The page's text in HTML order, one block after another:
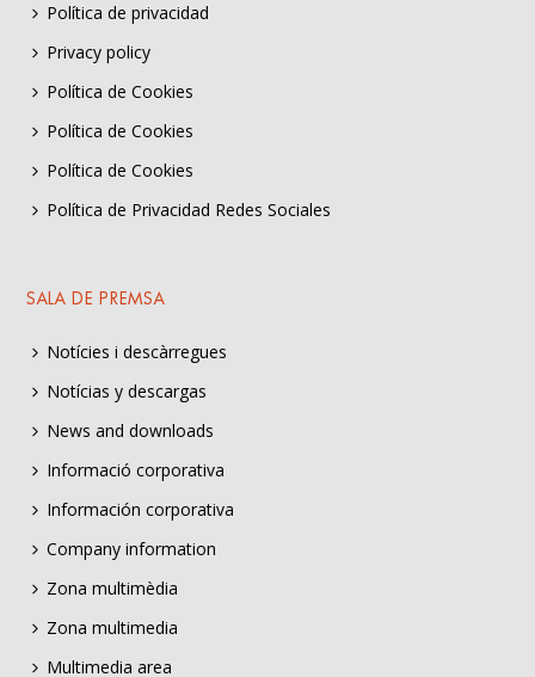
Política de privacidad
Privacy policy
Política de Cookies
Política de Cookies
Política de Cookies
Política de Privacidad Redes Sociales
SALA DE PREMSA
Notícies i descàrregues
Notícias y descargas
News and downloads
Informació corporativa
Información corporativa
Company information
Zona multimèdia
Zona multimedia
Multimedia area